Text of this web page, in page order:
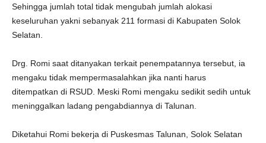
Sehingga jumlah total tidak mengubah jumlah alokasi
keseluruhan yakni sebanyak 211 formasi di Kabupaten Solok
Selatan.
Drg. Romi saat ditanyakan terkait penempatannya tersebut, ia
mengaku tidak mempermasalahkan jika nanti harus
ditempatkan di RSUD. Meski Romi mengaku sedikit sedih untuk
meninggalkan ladang pengabdiannya di Talunan.
Diketahui Romi bekerja di Puskesmas Talunan, Solok Selatan